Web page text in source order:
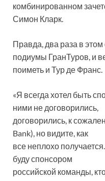
комбинированном
Симон Кларк.
Правда, два раза в
подиумы ГранТуров, и
поиметь и Тур де Франс.
«Я всегда хотел быть
ними не договорились,
договорились, к
Bank), но видите, как
все неплохо
буду спонсором
российской команды,